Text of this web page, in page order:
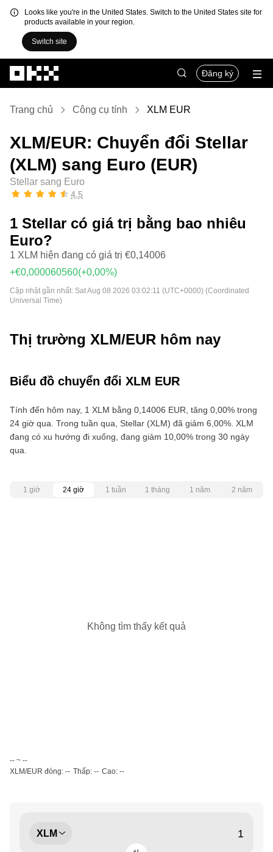
Looks like you're in the United States. Switch to the United States site for
products available in your region.
Switch site
Đăng ký
Trang chủ Công cụ tính XLM EUR
XLM/EUR: Chuyển đổi Stellar
(XLM) sang Euro (EUR)
Stellar sang Euro
4,5
1 Stellar có giá trị bằng bao nhiêu
Euro?
1 XLM hiện đang có giá trị €0,14006
+€0,000060560(+0,00%)
Cập nhật gần nhất: Sat Aug 08 2026 03:02:11 (UTC+0000) (Coordinated
Universal Time)
Thị trường XLM/EUR hôm nay
Biểu đồ chuyển đổi XLM EUR
Tính đến hôm nay, 1 XLM bằng 0,14006 EUR, tăng 0,00% trong
24 giờ qua. Trong tuần qua, Stellar (XLM) đã giảm 6,00%. XLM
đang có xu hướng đi xuống, đang giảm 10,00% trong 30 ngày
qua.
1 giờ 24 giờ 1 tuần 1 tháng 1 năm 2 năm
Không tìm thấy kết quả
-- ~ --
XLM/EUR đóng: -- Thấp: -- Cao: --
XLM